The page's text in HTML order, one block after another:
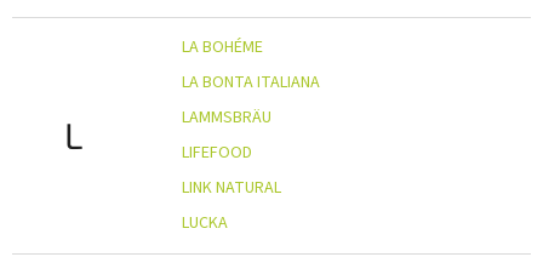
L
LA BOHÉME
LA BONTA ITALIANA
LAMMSBRÄU
LIFEFOOD
LINK NATURAL
LUCKA